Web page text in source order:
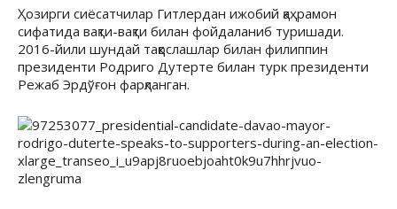
Ҳозирги сиёсатчилар Гитлердан ижобий қаҳрамон
сифатида вақти-вақти билан фойдаланиб туришади.
2016-йили шундай таққослашлар билан филиппин
президенти Родриго Дутерте билан турк президенти
Режаб Эрдўғон фарқланган.